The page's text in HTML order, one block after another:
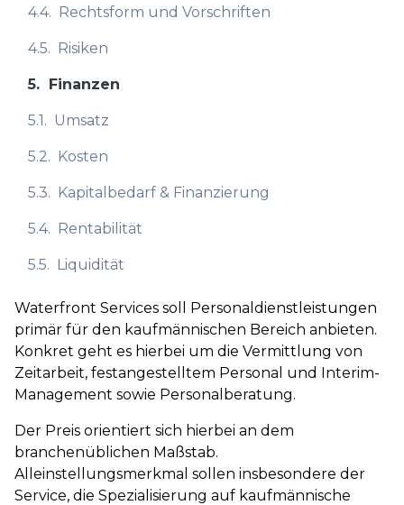
4.4. Rechtsform und Vorschriften
4.5. Risiken
5. Finanzen
5.1. Umsatz
5.2. Kosten
5.3. Kapitalbedarf & Finanzierung
5.4. Rentabilität
5.5. Liquidität
Waterfront Services soll Personaldienstleistungen
primär für den kaufmännischen Bereich anbieten.
Konkret geht es hierbei um die Vermittlung von
Zeitarbeit, festangestelltem Personal und Interim-
Management sowie Personalberatung.
Der Preis orientiert sich hierbei an dem
branchenüblichen Maßstab.
Alleinstellungsmerkmal sollen insbesondere der
Service, die Spezialisierung auf kaufmännische